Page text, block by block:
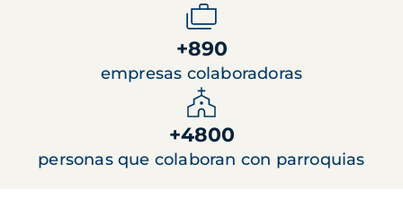
+890
empresas colaboradoras
+4800
personas que colaboran con parroquias